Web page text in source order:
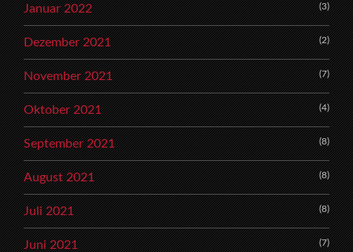
Januar 2022 (3)
Dezember 2021 (2)
November 2021 (7)
Oktober 2021 (4)
September 2021 (8)
August 2021 (8)
Juli 2021 (8)
Juni 2021 (7)